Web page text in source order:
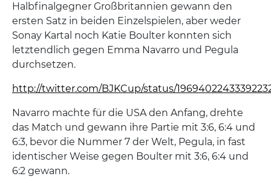
Halbfinalgegner Großbritannien gewann den
ersten Satz in beiden Einzelspielen, aber weder
Sonay Kartal noch Katie Boulter konnten sich
letztendlich gegen Emma Navarro und Pegula
durchsetzen.
http://twitter.com/BJKCup/status/
Navarro machte für die USA den Anfang, drehte
das Match und gewann ihre Partie mit 3:6, 6:4 und
6:3, bevor die Nummer 7 der Welt, Pegula, in fast
identischer Weise gegen Boulter mit 3:6, 6:4 und
6:2 gewann.